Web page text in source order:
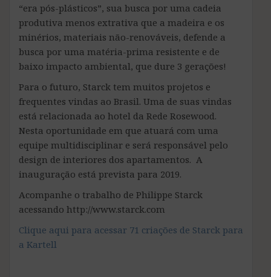
“era pós-plásticos”, sua busca por uma cadeia
produtiva menos extrativa que a madeira e os
minérios, materiais não-renováveis, defende a
busca por uma matéria-prima resistente e de
baixo impacto ambiental, que dure 3 gerações!
Para o futuro, Starck tem muitos projetos e
frequentes vindas ao Brasil. Uma de suas vindas
está relacionada ao hotel da Rede Rosewood.
Nesta oportunidade em que atuará com uma
equipe multidisciplinar e será responsável pelo
design de interiores dos apartamentos. A
inauguração está prevista para 2019.
Acompanhe o trabalho de Philippe Starck
acessando http://www.starck.com
Clique aqui para acessar 71 criações de Starck para
a Kartell